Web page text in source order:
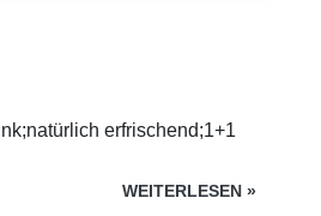
erfrischend;1+1
WEITERLESEN »